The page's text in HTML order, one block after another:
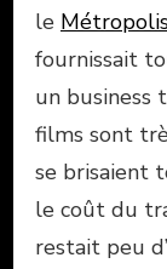
le
fournissait
un business
films sont
se brisaient
le coût du
restait peu